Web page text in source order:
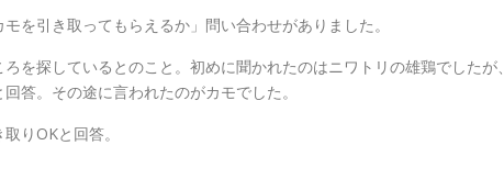
を引き取ってもらえるか」問い合わせがありました。
を探しているとのこと。初めに聞かれたのはニワトリの雄鶏でしたが、
答。その途に言われたのがカモでした。
りOKと回答。